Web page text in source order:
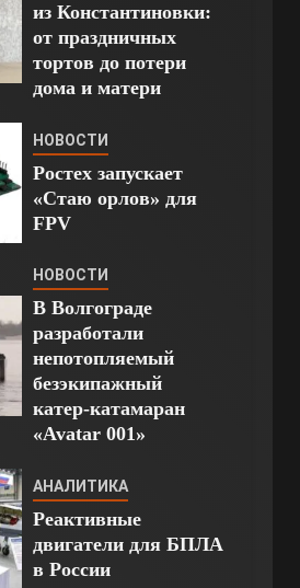
из Константиновки:
от праздничных
тортов до потери
дома и матери
НОВОСТИ
Ростех запускает
«Стаю орлов» для
FPV
НОВОСТИ
В Волгограде
разработали
непотопляемый
безэкипажный
катер-катамаран
«Avatar 001»
АНАЛИТИКА
Реактивные
двигатели для БПЛА
в России